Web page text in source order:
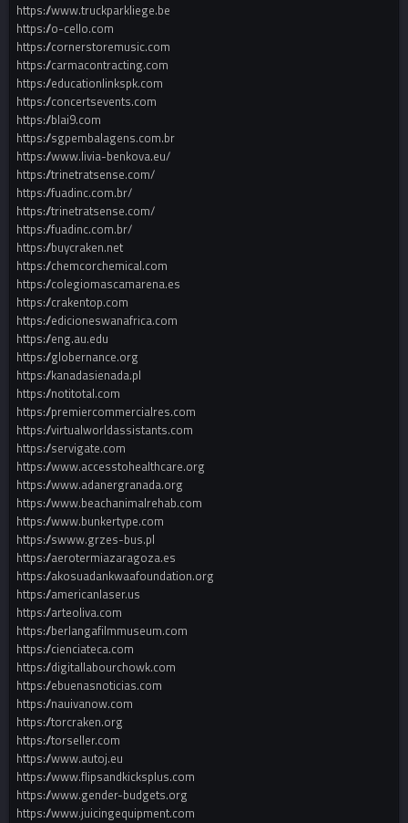
https://www.truckparkliege.be
https://o-cello.com
https://cornerstoremusic.com
https://carmacontracting.com
https://educationlinkspk.com
https://concertsevents.com
https://blai9.com
https://sgpembalagens.com.br
https://www.livia-benkova.eu/
https://trinetratsense.com/
https://fuadinc.com.br/
https://trinetratsense.com/
https://fuadinc.com.br/
https://buycraken.net
https://chemcorchemical.com
https://colegiomascamarena.es
https://crakentop.com
https://edicioneswanafrica.com
https://eng.au.edu
https://globernance.org
https://kanadasienada.pl
https://notitotal.com
https://premiercommercialres.com
https://virtualworldassistants.com
https://servigate.com
https://www.accesstohealthcare.org
https://www.adanergranada.org
https://www.beachanimalrehab.com
https://www.bunkertype.com
https://swww.grzes-bus.pl
https://aerotermiazaragoza.es
https://akosuadankwaafoundation.org
https://americanlaser.us
https://arteoliva.com
https://berlangafilmmuseum.com
https://cienciateca.com
https://digitallabourchowk.com
https://ebuenasnoticias.com
https://nauivanow.com
https://torcraken.org
https://torseller.com
https://www.autoj.eu
https://www.flipsandkicksplus.com
https://www.gender-budgets.org
https://www.juicingequipment.com